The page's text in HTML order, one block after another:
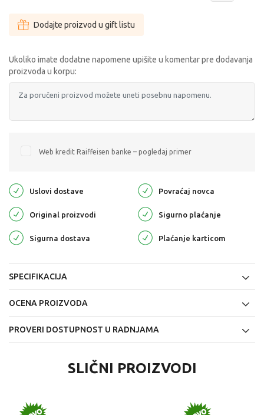
Dodajte proizvod u gift listu
Ukoliko imate dodatne napomene upišite u komentar pre dodavanja
proizvoda u korpu:
Web kredit Raiffeisen banke – pogledaj primer
Uslovi dostave Povraćaj novca
Original proizvodi Sigurno plaćanje
Sigurna dostava Plaćanje karticom
SPECIFIKACIJA
OCENA PROIZVODA
PROVERI DOSTUPNOST U RADNJAMA
SLIČNI PROIZVODI